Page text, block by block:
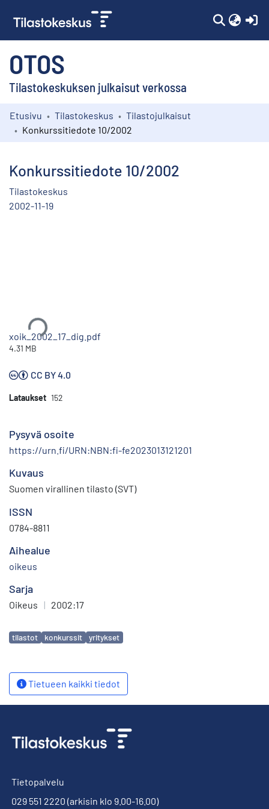
OTOS
Tilastokeskuksen julkaisut verkossa
Kokoelmat
Etusivu Tilastokeskus
Tilastojulkaisut
Konkurssitiedote 10/2002
Konkurssitiedote 10/2002
Tilastokeskus
2002-11-19
xoik_2002_17_dig.pdf
4.31 MB
CC BY 4.0
Lataukset 152
Pysyvä osoite
https://urn.fi/URN:NBN:fi-fe2023013121201
Kuvaus
Suomen virallinen tilasto (SVT)
ISSN
0784-8811
Aihealue
oikeus
Sarja
Oikeus | 2002:17
Avainsanat
tilastot konkurssit yritykset
Tietueen kaikki tiedot
Tietopalvelu
029 551 2220 (arkisin klo 9.00-16.00)